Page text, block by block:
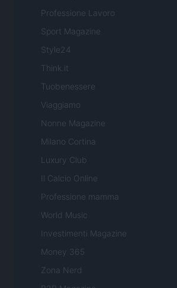
Professione Lavoro
Sport Magazine
Style24
Think.it
Tuobenessere
Viaggiamo
Nonne Magazine
Milano Cortina
Luxury Club
Il Calcio Online
Professione mamma
World Music
Investimenti Magazine
Money 365
Zona Nerd